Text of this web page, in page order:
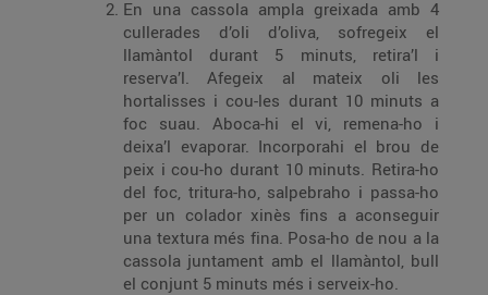
En una cassola ampla greixada amb 4
cullerades d’oli d’oliva, sofregeix el
llamàntol durant 5 minuts, retira’l i
reserva’l. Afegeix al mateix oli les
hortalisses i cou-les durant 10 minuts a
foc suau. Aboca-hi el vi, remena-ho i
deixa’l evaporar. Incorporahi el brou de
peix i cou-ho durant 10 minuts. Retira-ho
del foc, tritura-ho, salpebraho i passa-ho
per un colador xinès fins a aconseguir
una textura més fina. Posa-ho de nou a la
cassola juntament amb el llamàntol, bull
el conjunt 5 minuts més i serveix-ho.